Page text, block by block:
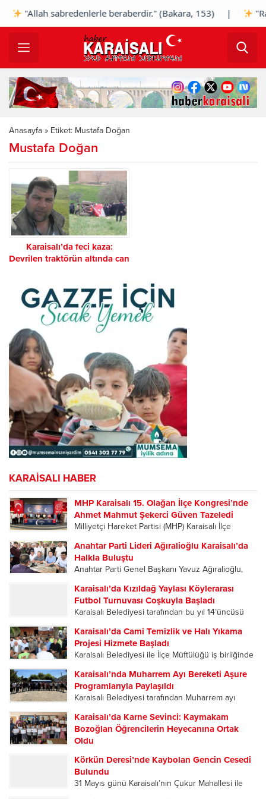
"Allah sabredenlerle beraberdir." (Bakara, 153) |
Anasayfa » Etiket: Mustafa Doğan
Mustafa Doğan
Karaisalı’da feci kaza:
Devrilen traktörün altında can
KARAİSALI HABER
MHP Karaisalı 15. Olağan İlçe Kongresi’nde
Ahmet Mahmut Şekerci Güven Tazeledi
Milliyetçi Hareket Partisi (MHP) Karaisalı İlçe
katılımla gerçekleştirildi. Tek listeyle gidilen
kongrede mevcut İlçe Başkanı Ahmet Mahmut
Şekerci, delegelerin oylarıyla yeniden ilçe
başkanlığına seçilerek...
Anahtar Parti Lideri Ağıralioğlu Karaisalı’da
Halkla Buluştu
Anahtar Parti Genel Başkanı Yavuz Ağıralioğlu,
Yayla Şenlikleri kapsamında geldiği Karaisalı’da
vatandaşların ilgisiyle karşılandı. Karaisalı’da
partililer, Ağıralioğlu’nu çiçeklerle karşıladı.
Karşılama programına Anahtar Parti Adana...
Karaisalı’da Kızıldağ Yaylası Köylerarası
Futbol Turnuvası Coşkuyla Başladı
Karaisalı Belediyesi tarafından bu yıl 14’üncüsü
Turnuvası, düzenlenen açılış programıyla başladı.
Sporun ve dostluğun buluştuğu organizasyonun
ilk gününde oynanan karşılaşmalar
futbolseverlere heyecan dolu anlar yaşattı....
Karaisalı’da Cami Temizlik ve Halı Yıkama
Projesi Hizmete Başladı
Karaisalı Belediyesi ile İlçe Müftülüğü iş birliğinde
Halı Yıkama Projesi”, Kızıldağ Yaylası’ndaki
Ramazanoğlu Camii’nde düzenlenen programla
hizmete açıldı. Açılış programına Karaisalı
Kaymakamı Hüseyin...
Karaisalı’nda Muharrem Ayı Bereketi Aşure
Programlarıyla Paylaşıldı
Karaisalı Belediyesi tarafından Muharrem ayı
ilçe merkezi ile mahallelerde yoğun katılımla
gerçekleştirildi. Birlik, beraberlik ve paylaşma
kültürünün ön plana çıktığı etkinliklerde
vatandaşlar aynı sofrada buluştu....
Karaisalı’da Karne Sevinci: Kaymakam
Bozoğlan Öğrencilerin Heyecanına Ortak
Oldu
birlikte Karaisalı’da öğrenciler karne heyecanı
yaşadı. Karaisalı Kaymakamı Hüseyin Bozoğlan,
Eğlence İlkokulu-Ortaokulu’nda düzenlenen
Körkün Deresi’nde Kaybolan Gencin Cesedi
Bulundu
31 Mayıs günü Karaisalı’nın Çukur Mahallesi ile